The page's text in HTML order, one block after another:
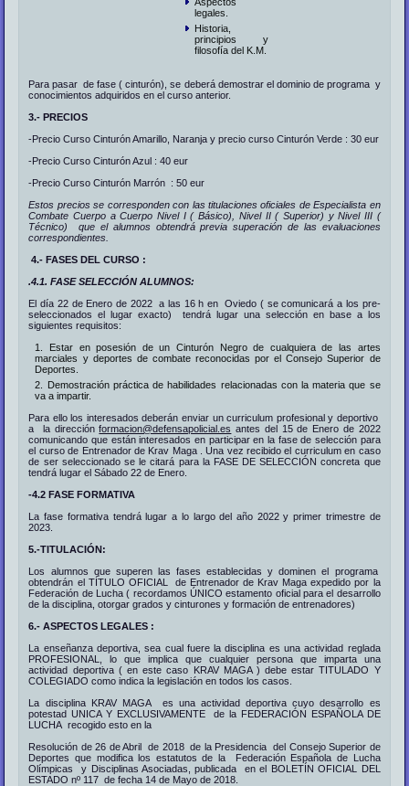
legales.
Historia,
principios y
filosofía del K.M.
Para pasar de fase ( cinturón), se deberá demostrar el dominio de programa y
conocimientos adquiridos en el curso anterior.
3.- PRECIOS
-Precio Curso Cinturón Amarillo, Naranja y precio curso Cinturón Verde : 30 eur
-Precio Curso Cinturón Azul : 40 eur
-Precio Curso Cinturón Marrón : 50 eur
Estos precios se corresponden con las titulaciones oficiales de Especialista en
Combate Cuerpo a Cuerpo Nivel I ( Básico), Nivel II ( Superior) y Nivel III (
Técnico) que el alumnos obtendrá previa superación de las evaluaciones
correspondientes.
4.- FASES DEL CURSO :
.4.1. FASE SELECCIÓN ALUMNOS:
El día 22 de Enero de 2022 a las 16 h en Oviedo ( se comunicará a los pre-
seleccionados el lugar exacto) tendrá lugar una selección en base a los
siguientes requisitos:
Estar en posesión de un Cinturón Negro de cualquiera de las artes
marciales y deportes de combate reconocidas por el Consejo Superior de
Deportes.
Demostración práctica de habilidades relacionadas con la materia que se
va a impartir.
Para ello los interesados deberán enviar un curriculum profesional y deportivo
a la direcciónformacion@defensapolicial.es antes del 15 de Enero de 2022
comunicando que están interesados en participar en la fase de selección para
el curso de Entrenador de Krav Maga . Una vez recibido el curriculum en caso
de ser seleccionado se le citará para la FASE DE SELECCIÓN concreta que
tendrá lugar el Sábado 22 de Enero.
-4.2 FASE FORMATIVA
La fase formativa tendrá lugar a lo largo del año 2022 y primer trimestre de
2023.
5.-TITULACIÓN:
Los alumnos que superen las fases establecidas y dominen el programa
obtendrán el TÍTULO OFICIAL de Entrenador de Krav Maga expedido por la
Federación de Lucha ( recordamos ÚNICO estamento oficial para el desarrollo
de la disciplina, otorgar grados y cinturones y formación de entrenadores)
6.- ASPECTOS LEGALES :
La enseñanza deportiva, sea cual fuere la disciplina es una actividad reglada
PROFESIONAL, lo que implica que cualquier persona que imparta una
actividad deportiva ( en este caso KRAV MAGA ) debe estar TITULADO Y
COLEGIADO como indica la legislación en todos los casos.
La disciplina KRAV MAGA es una actividad deportiva cuyo desarrollo es
potestad UNICA Y EXCLUSIVAMENTE de la FEDERACIÓN ESPAÑOLA DE
LUCHA recogido esto en la
Resolución de 26 de Abril de 2018 de la Presidencia del Consejo Superior de
Deportes que modifica los estatutos de la Federación Española de Lucha
Olímpicas y Disciplinas Asociadas, publicada en el BOLETÍN OFICIAL DEL
ESTADO nº 117 de fecha 14 de Mayo de 2018.